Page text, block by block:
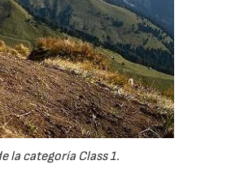
la categoría Class 1.